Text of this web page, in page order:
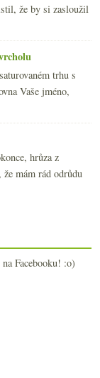
že by si zasloužil
trhu s
Vaše jméno,
hrůza z
mám rád odrůdu
Facebooku! :o)